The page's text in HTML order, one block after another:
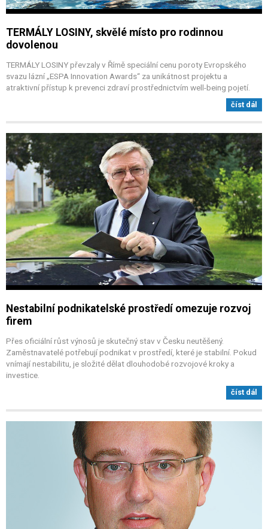
TERMÁLY LOSINY, skvělé místo pro rodinnou
dovolenou
TERMÁLY LOSINY převzaly v Římě speciální cenu poroty Evropského
svazu lázní „ESPA Innovation Awards“ za unikátnost projektu a
atraktivní přístup k prevenci zdraví prostřednictvím well-being pojetí.
číst dál
Nestabilní podnikatelské prostředí omezuje rozvoj
firem
Přes oficiální růst výnosů je skutečný stav v Česku neutěšený.
Zaměstnavatelé potřebují podnikat v prostředí, které je stabilní. Pokud
vnímají nestabilitu, je složité dělat dlouhodobé rozvojové kroky a
investice.
číst dál